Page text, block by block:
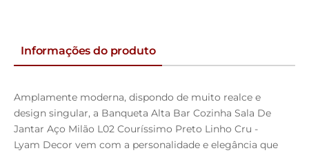
Informações do produto
Amplamente moderna, dispondo de muito realce e
design singular, a Banqueta Alta Bar Cozinha Sala De
Jantar Aço Milão L02 Couríssimo Preto Linho Cru -
Lyam Decor vem com a personalidade e elegância que